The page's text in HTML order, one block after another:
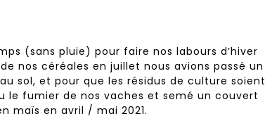
(sans pluie) pour faire nos labours d’hiver
nos céréales en juillet nous avions passé un
sol, et pour que les résidus de culture soient
le fumier de nos vaches et semé un couvert
maïs en avril / mai 2021.